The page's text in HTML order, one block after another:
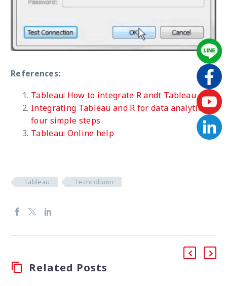
References:
Tableau: How to integrate R andt Tableau
Integrating Tableau and R for data analytics in
four simple steps
Tableau: Online help
Tableau Techcolumn
Related Posts